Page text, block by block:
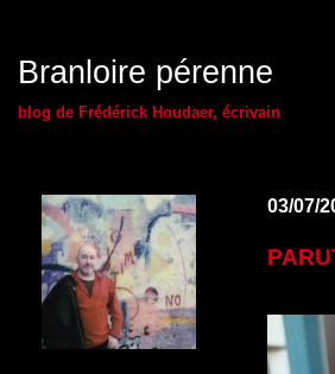
Branloire pérenne
blog de Frédérick Houdaer, écrivain
03/07/